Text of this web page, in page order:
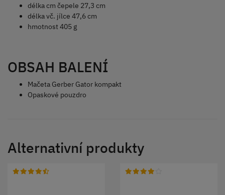
délka cm čepele 27,3 cm
délka vč. jílce 47,6 cm
hmotnost 405 g
OBSAH BALENÍ
Mačeta Gerber Gator kompakt
Opaskové pouzdro
Alternativní produkty